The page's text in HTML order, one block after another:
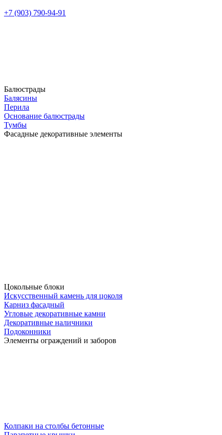
+7 (903) 790-94-91
Балюстрады
Балясины
Перила
Основание балюстрады
Тумбы
Фасадные декоративные элементы
Цокольные блоки
Искусственный камень для цоколя
Карниз фасадный
Угловые декоративные камни
Декоративные наличники
Подоконники
Элементы ограждений и заборов
Колпаки на столбы бетонные